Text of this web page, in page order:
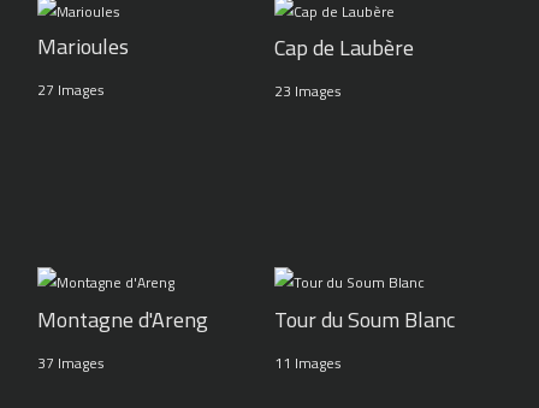
Marioules
27 Images
Cap de Laubère
23 Images
Montagne d'Areng
37 Images
Tour du Soum Blanc
11 Images